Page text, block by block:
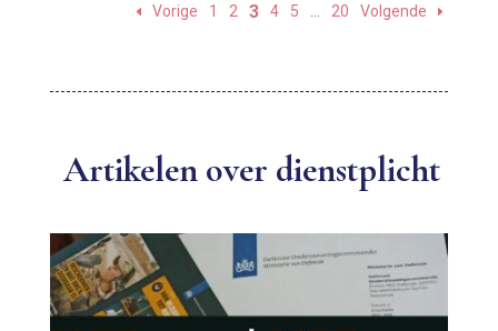
Vorige 1 2 3 4 5 … 20 Volgende
Artikelen over dienstplicht